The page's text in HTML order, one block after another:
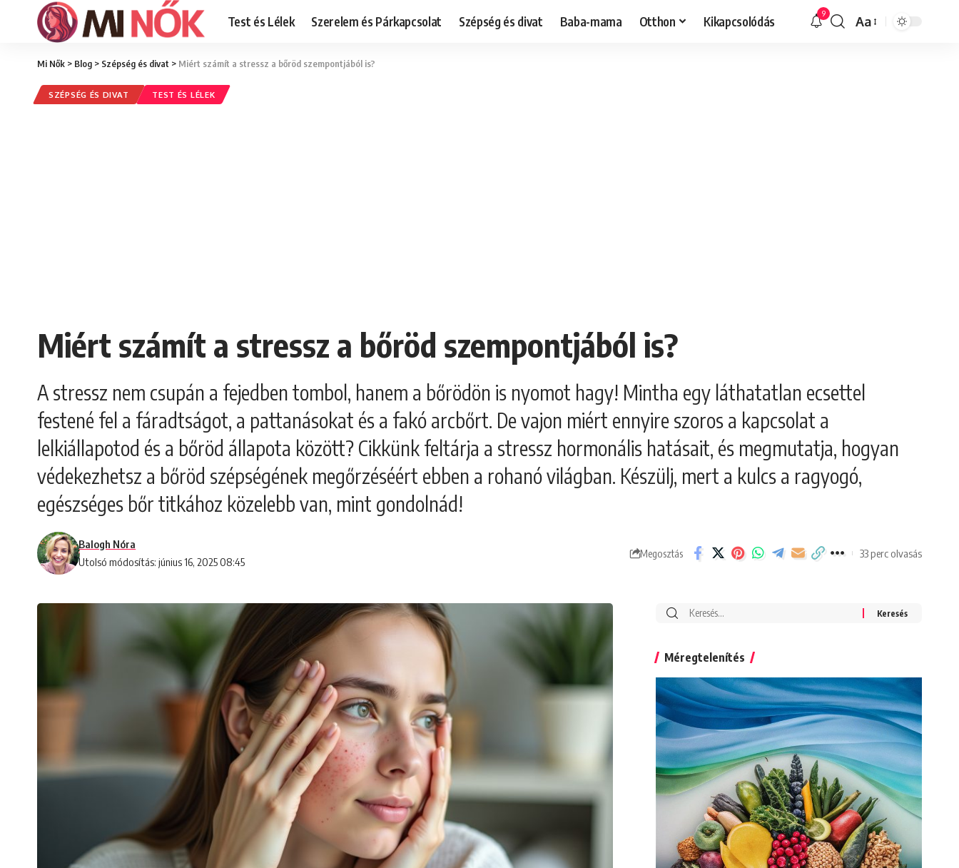
Test és Lélek Szerelem és Párkapcsolat Szépség és divat Baba-mama Otthon Kikapcsolódás 9
Font
Aa
Mi Nők > Blog > Szépség és divat > Miért számít a stressz a bőröd szempontjából is?
SZÉPSÉG ÉS DIVAT TEST ÉS LÉLEK
Miért számít a stressz a bőröd szempontjából is?
A stressz nem csupán a fejedben tombol, hanem a bőrödön is nyomot hagy! Mintha egy láthatatlan ecsettel
festené fel a fáradtságot, a pattanásokat és a fakó arcbőrt. De vajon miért ennyire szoros a kapcsolat a
lelkiállapotod és a bőröd állapota között? Cikkünk feltárja a stressz hormonális hatásait, és megmutatja, hogyan
védekezhetsz a bőröd szépségének megőrzéséért ebben a rohanó világban. Készülj, mert a kulcs a ragyogó,
egészséges bőr titkához közelebb van, mint gondolnád!
Utolsó módosítás: június 16, 2025 08:45
Balogh Nóra
Megosztás 33 perc olvasás
Search
Méregtelenítés